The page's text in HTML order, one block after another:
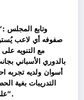
وتابع المجلس
صفوفه أي لاعب
مع التنويه
بالدوري الأسباني
أسوان ولديه تجربه
التدريبات بغية
علي خلق و يتمتع بحب و احترام الجميع داخل النادي العريق”.